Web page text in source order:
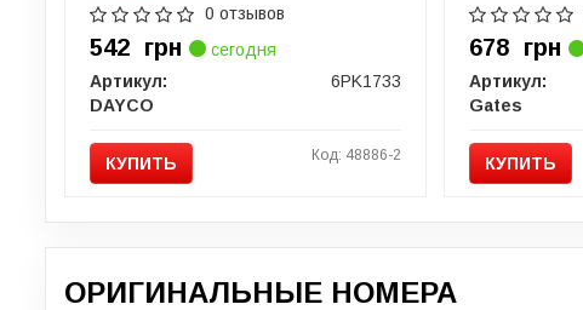
0 отзывов
542 грн
сегодня
Артикул:
6PK1733
DAYCO
КУПИТЬ Код: 48886-2
678 грн
Артикул:
Gates
КУПИТЬ
ОРИГИНАЛЬНЫЕ НОМЕРА